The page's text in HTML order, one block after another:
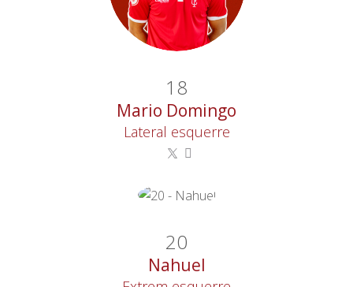
18
Mario Domingo
Lateral esquerre
20
Nahuel